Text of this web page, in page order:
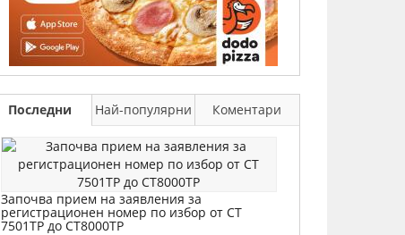
Последни Най-популярни Коментари
Започва прием на заявления за
регистрационен номер по избор от СТ
7501ТР до СТ8000ТР